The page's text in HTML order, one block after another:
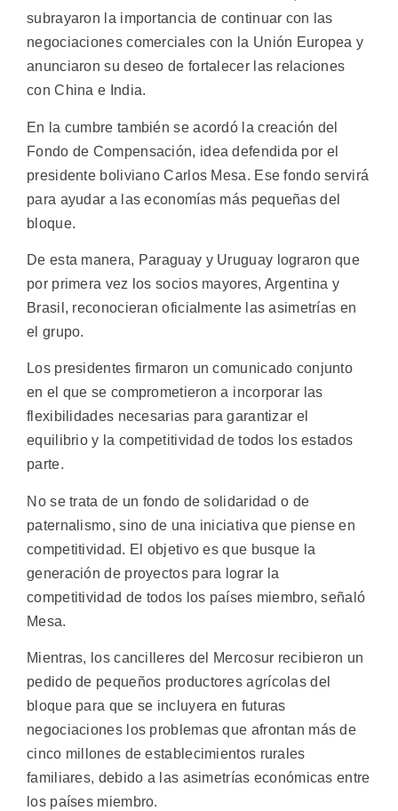
subrayaron la importancia de continuar con las
negociaciones comerciales con la Unión Europea y
anunciaron su deseo de fortalecer las relaciones
con China e India.
En la cumbre también se acordó la creación del
Fondo de Compensación, idea defendida por el
presidente boliviano Carlos Mesa. Ese fondo servirá
para ayudar a las economías más pequeñas del
bloque.
De esta manera, Paraguay y Uruguay lograron que
por primera vez los socios mayores, Argentina y
Brasil, reconocieran oficialmente las asimetrías en
el grupo.
Los presidentes firmaron un comunicado conjunto
en el que se comprometieron a incorporar las
flexibilidades necesarias para garantizar el
equilibrio y la competitividad de todos los estados
parte.
No se trata de un fondo de solidaridad o de
paternalismo, sino de una iniciativa que piense en
competitividad. El objetivo es que busque la
generación de proyectos para lograr la
competitividad de todos los países miembro, señaló
Mesa.
Mientras, los cancilleres del Mercosur recibieron un
pedido de pequeños productores agrícolas del
bloque para que se incluyera en futuras
negociaciones los problemas que afrontan más de
cinco millones de establecimientos rurales
familiares, debido a las asimetrías económicas entre
los países miembro.